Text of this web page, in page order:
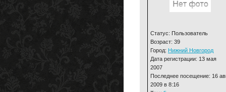
Статус: Пользователь
Возраст: 39
Город: Нижний Новгород
Дата регистрации: 13 мая
2007
Последнее посещение: 16
2009 в 8:16